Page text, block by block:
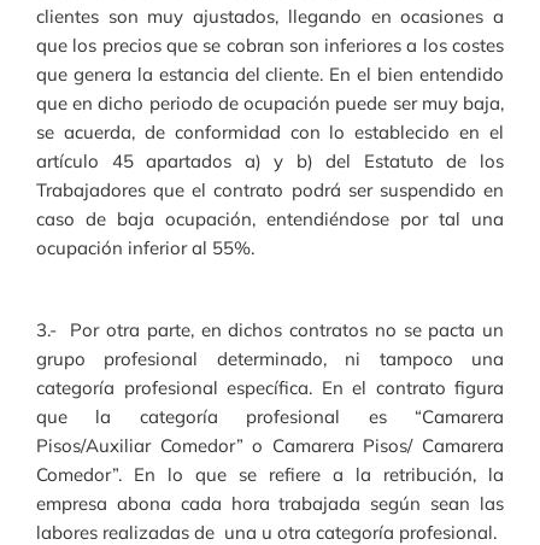
clientes son muy ajustados, llegando en ocasiones a
que los precios que se cobran son inferiores a los costes
que genera la estancia del cliente. En el bien entendido
que en dicho periodo de ocupación puede ser muy baja,
se acuerda, de conformidad con lo establecido en el
artículo 45 apartados a) y b) del Estatuto de los
Trabajadores que el contrato podrá ser suspendido en
caso de baja ocupación, entendiéndose por tal una
ocupación inferior al 55%.
3.- Por otra parte, en dichos contratos no se pacta un
grupo profesional determinado, ni tampoco una
categoría profesional específica. En el contrato figura
que la categoría profesional es “Camarera
Pisos/Auxiliar Comedor” o Camarera Pisos/ Camarera
Comedor”. En lo que se refiere a la retribución, la
empresa abona cada hora trabajada según sean las
labores realizadas de una u otra categoría profesional.